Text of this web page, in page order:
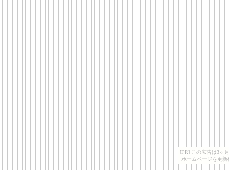
[PR] この広告は3ヶ
ホームページを更